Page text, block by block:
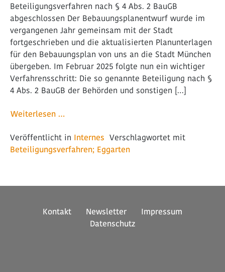
Beteiligungsverfahren nach § 4 Abs. 2 BauGB
abgeschlossen Der Bebauungsplanentwurf wurde im
vergangenen Jahr gemeinsam mit der Stadt
fortgeschrieben und die aktualisierten Planunterlagen
für den Bebauungsplan von uns an die Stadt München
übergeben. Im Februar 2025 folgte nun ein wichtiger
Verfahrensschritt: Die so genannte Beteiligung nach §
4 Abs. 2 BauGB der Behörden und sonstigen […]
Weiterlesen …from Eggarten-Siedlung biegt auf die
Veröffentlicht in Internes Verschlagwortet mit
Beteiligungsverfahren; Eggarten
Kontakt Newsletter
Impressum
Datenschutz